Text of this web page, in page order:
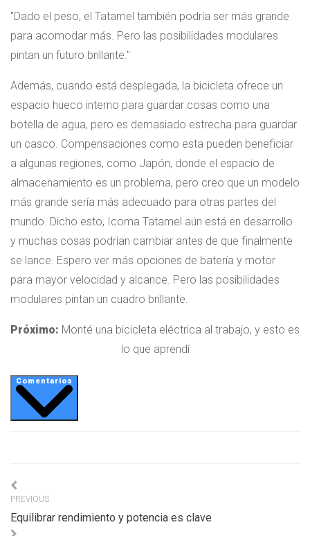
Dado el peso, el Tatamel también podría ser más grande
para acomodar más. Pero las posibilidades modulares
pintan un futuro brillante.
Además, cuando está desplegada, la bicicleta ofrece un
espacio hueco interno para guardar cosas como una
botella de agua, pero es demasiado estrecha para guardar
un casco. Compensaciones como esta pueden beneficiar
a algunas regiones, como Japón, donde el espacio de
almacenamiento es un problema, pero creo que un modelo
más grande sería más adecuado para otras partes del
mundo. Dicho esto, Icoma Tatamel aún está en desarrollo
y muchas cosas podrían cambiar antes de que finalmente
se lance. Espero ver más opciones de batería y motor
para mayor velocidad y alcance. Pero las posibilidades
modulares pintan un cuadro brillante.
Próximo: Monté una bicicleta eléctrica al trabajo, y esto es
lo que aprendí
Comentarios
Navigation
de
PREVIOUS
Equilibrar rendimiento y potencia es clave